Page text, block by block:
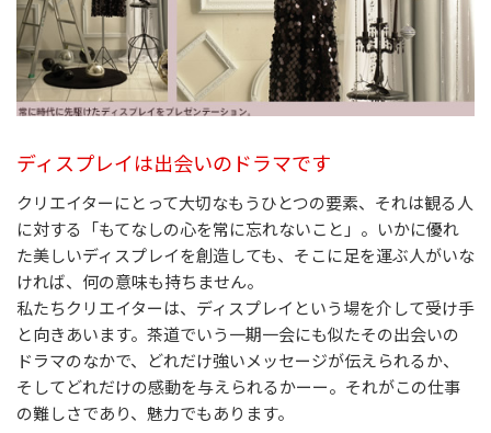
ディスプレイは出会いのドラマです
クリエイターにとって大切なもうひとつの要素、それは観る人
に対する「もてなしの心を常に忘れないこと」。いかに優れ
た美しいディスプレイを創造しても、そこに足を運ぶ人がいな
ければ、何の意味も持ちません。
私たちクリエイターは、ディスプレイという場を介して受け手
と向きあいます。茶道でいう一期一会にも似たその出会いの
ドラマのなかで、どれだけ強いメッセージが伝えられるか、
そしてどれだけの感動を与えられるかーー。それがこの仕事
の難しさであり、魅力でもあります。